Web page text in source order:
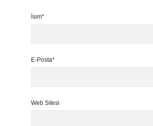
İsim*
E-Posta*
Web Sitesi